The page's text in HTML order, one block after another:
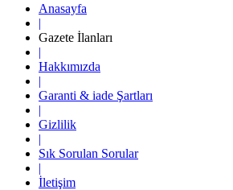
Anasayfa
|
Gazete İlanları
|
Hakkımızda
|
Garanti & iade Şartları
|
Gizlilik
|
Sık Sorulan Sorular
|
İletişim